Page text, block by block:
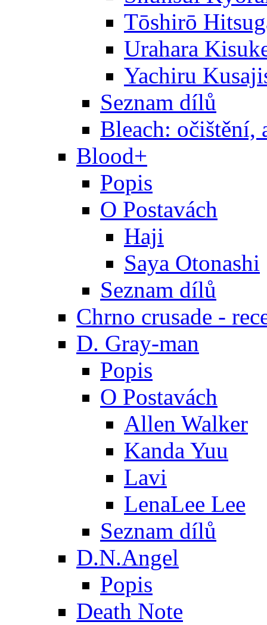
Tōshirō
Urahara
Yachiru
Seznam dílů
Bleach: očištění,
Blood+
Popis
O Postavách
Haji
Saya Otonashi
Seznam dílů
Chrno crusade -
D. Gray-man
Popis
O Postavách
Allen Walker
Kanda Yuu
Lavi
LenaLee Lee
Seznam dílů
D.N.Angel
Popis
Death Note